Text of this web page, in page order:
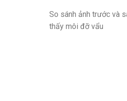
So sánh ảnh trước và
thấy môi đỡ vẩu